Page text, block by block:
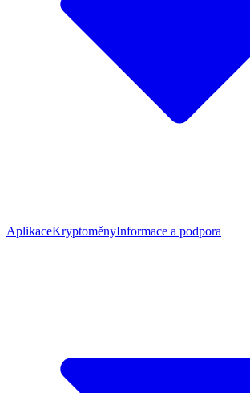
AplikaceKryptoměnyInformace a podpora